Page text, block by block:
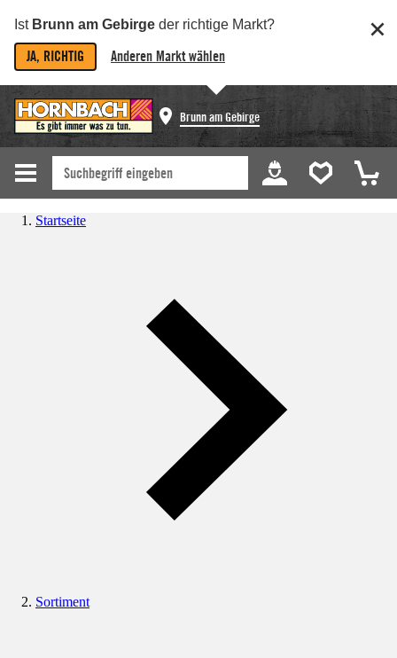
Ist Brunn am Gebirge der richtige Markt?
JA, RICHTIG Anderen Markt wählen
Brunn am Gebirge
Startseite
Sortiment